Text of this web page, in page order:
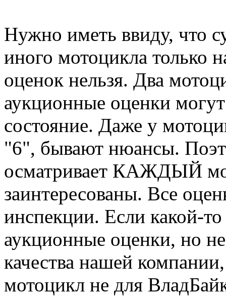
Нужно иметь ввиду, что
иного мотоцикла только
оценок нельзя. Два
аукционные оценки
состояние. Даже у
"6", бывают нюансы.
осматривает КАЖДЫЙ
заинтересованы. Все
инспекции. Если какой-
аукционные оценки, но не
качества нашей
мотоцикл не для